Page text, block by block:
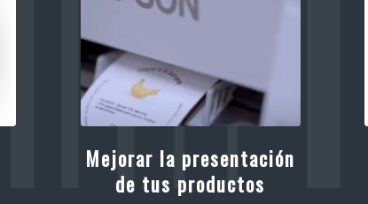
Mejorar la presentación
de tus productos